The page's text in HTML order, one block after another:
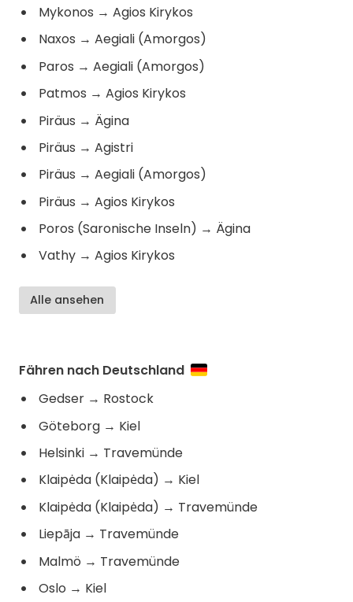
Mykonos → Agios Kirykos
Naxos → Aegiali (Amorgos)
Paros → Aegiali (Amorgos)
Patmos → Agios Kirykos
Piräus → Ägina
Piräus → Agistri
Piräus → Aegiali (Amorgos)
Piräus → Agios Kirykos
Poros (Saronische Inseln) → Ägina
Vathy → Agios Kirykos
Alle ansehen
Fähren nach Deutschland
Gedser → Rostock
Göteborg → Kiel
Helsinki → Travemünde
Klaipėda (Klaipėda) → Kiel
Klaipėda (Klaipėda) → Travemünde
Liepāja → Travemünde
Malmö → Travemünde
Oslo → Kiel